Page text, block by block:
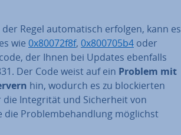
Regel au­to­ma­tisch erfolgen, kann es
wie 0x80072f8f, 0x800705b4 oder
der Ihnen bei Updates ebenfalls
Der Code weist auf ein Problem mit
hin, wodurch es zu blo­ckier­ten
In­te­gri­tät und Si­cher­heit von
die Pro­blem­be­hand­lung möglichst